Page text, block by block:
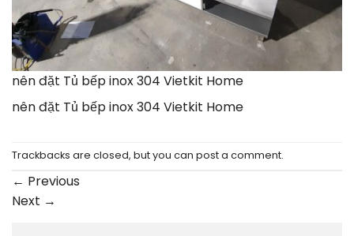
nên đặt Tủ bếp inox 304 Vietkit Home
nên đặt Tủ bếp inox 304 Vietkit Home
Trackbacks are closed, but you can post a comment.
← Previous
Next →